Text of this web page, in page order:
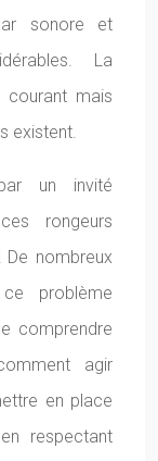
sonore et
La
mais
existent.
un invité
rongeurs
De nombreux
problème
comprendre
agir
en place
respectant